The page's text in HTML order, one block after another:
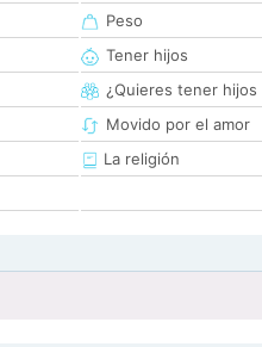
Peso
Tener hijos
¿Quieres tener hijos
Movido por el amor
La religión